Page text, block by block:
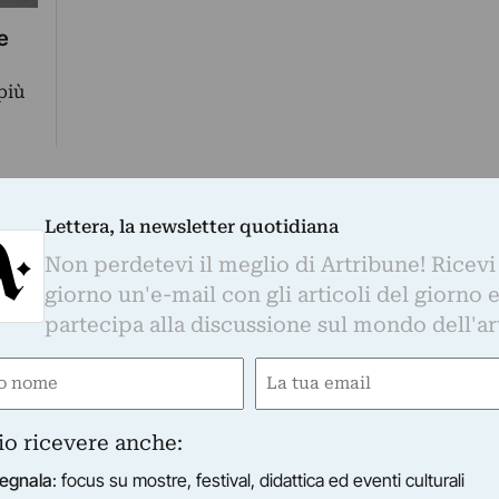
Lettera, la newsletter quotidiana
Non perdetevi il meglio di Artribune!
giorno un'e-mail con gli articoli del giorno
partecipa alla discussione sul mondo
Email
ricevere anche:
: focus su mostre, festival, didattica ed eventi culturali